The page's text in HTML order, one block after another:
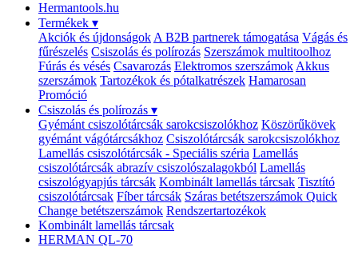
Hermantools.hu
Termékek ▾
Akciók és újdonságok A B2B partnerek támogatása Vágás és
fűrészelés Csiszolás és polírozás Szerszámok multitoolhoz
Fúrás és vésés Csavarozás Elektromos szerszámok Akkus
szerszámok Tartozékok és pótalkatrészek Hamarosan
Promóció
Csiszolás és polírozás ▾
Gyémánt csiszolótárcsák sarokcsiszolókhoz Köszörűkövek
gyémánt vágótárcsákhoz Csiszolótárcsák sarokcsiszolókhoz
Lamellás csiszolótárcsák - Speciális széria Lamellás
csiszolótárcsák abrazív csiszolószalagokból Lamellás
csiszológyapjús tárcsák Kombinált lamellás tárcsak Tisztító
csiszolótárcsak Fíber tárcsák Száras betétszerszámok Quick
Change betétszerszámok Rendszertartozékok
Kombinált lamellás tárcsak
HERMAN QL-70